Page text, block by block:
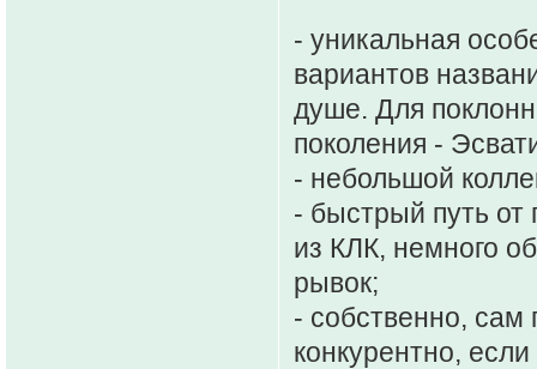
- уникальная
вариантов
душе. Для
поколения -
- небольшой
- быстрый путь от
из КЛК, немного
рывок;
- собственно, сам
конкурентно,